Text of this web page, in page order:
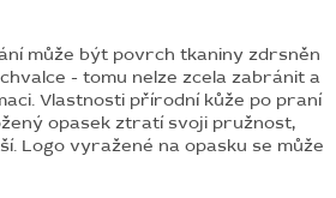
může být povrch tkaniny zdrsněn
- tomu nelze zcela zabránit a
Vlastnosti přírodní kůže po praní
opasek ztratí svoji pružnost,
Logo vyražené na opasku se může